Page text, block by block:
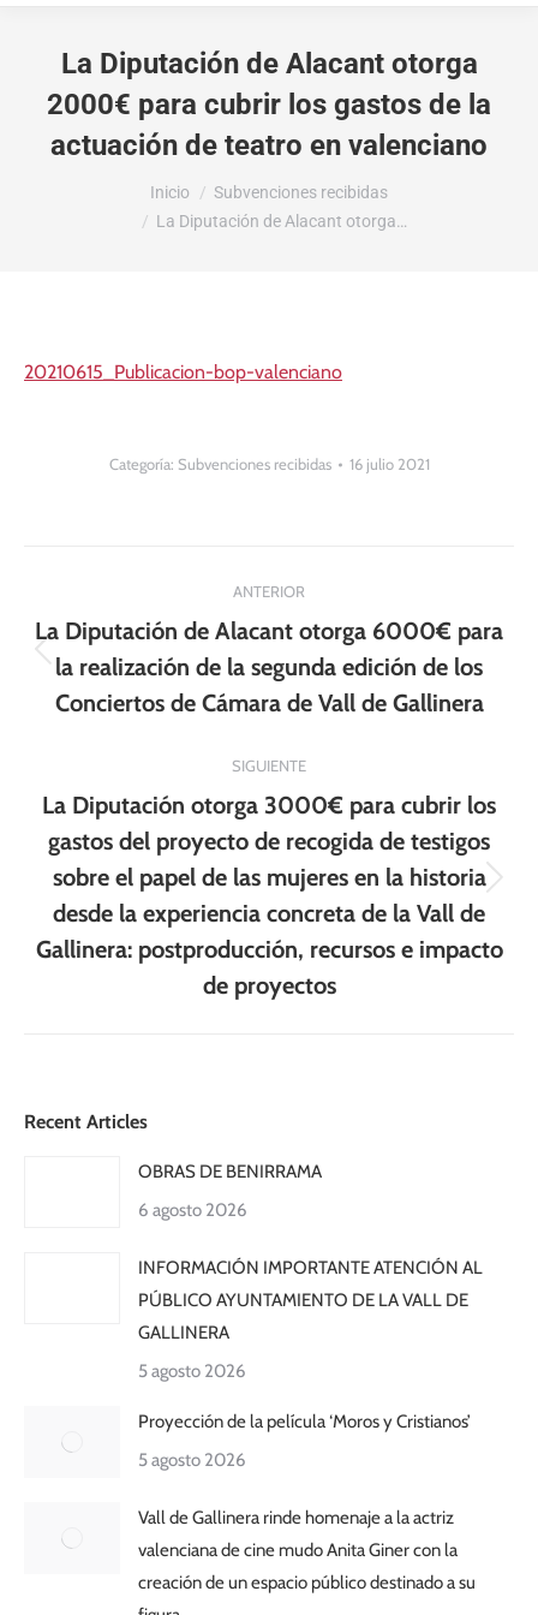
La Diputación de Alacant otorga
2000€ para cubrir los gastos de la
actuación de teatro en valenciano
Inicio
Subvenciones recibidas
La Diputación de Alacant otorga…
20210615_Publicacion-bop-valenciano
Categoría: Subvenciones recibidas 16 julio 2021
entre
publicaciones
ANTERIOR
Publicación
anterior:
La Diputación de Alacant otorga 6000€ para
la realización de la segunda edición de los
Conciertos de Cámara de Vall de Gallinera
SIGUIENTE
Publicación
siguiente:
La Diputación otorga 3000€ para cubrir los
gastos del proyecto de recogida de testigos
sobre el papel de las mujeres en la historia
desde la experiencia concreta de la Vall de
Gallinera: postproducción, recursos e impacto
de proyectos
Recent Articles
OBRAS DE BENIRRAMA
6 agosto 2026
INFORMACIÓN IMPORTANTE ATENCIÓN AL
PÚBLICO AYUNTAMIENTO DE LA VALL DE
GALLINERA
5 agosto 2026
Proyección de la película ‘Moros y Cristianos’
5 agosto 2026
Vall de Gallinera rinde homenaje a la actriz
valenciana de cine mudo Anita Giner con la
creación de un espacio público destinado a su